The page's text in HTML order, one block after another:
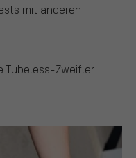
mit anderen
Tubeless-Zweifler